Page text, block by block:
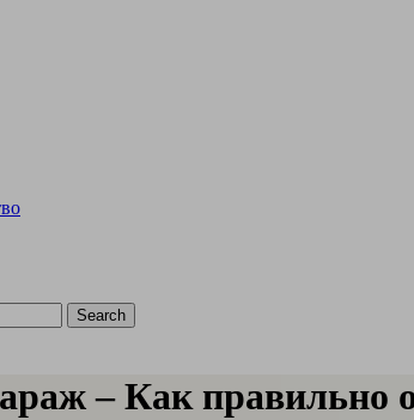
Search
– Как